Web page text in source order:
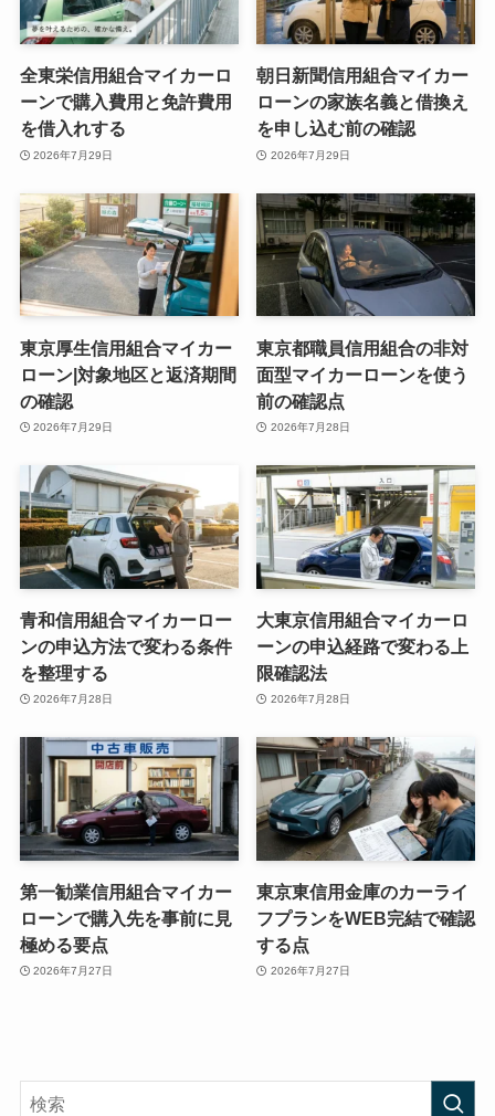
全東栄信用組合マイカーロ
ーンで購入費用と免許費用
を借入れする
2026年7月29日
朝日新聞信用組合マイカー
ローンの家族名義と借換え
を申し込む前の確認
2026年7月29日
東京厚生信用組合マイカー
ローン|対象地区と返済期間
の確認
2026年7月29日
東京都職員信用組合の非対
面型マイカーローンを使う
前の確認点
2026年7月28日
青和信用組合マイカーロー
ンの申込方法で変わる条件
を整理する
2026年7月28日
大東京信用組合マイカーロ
ーンの申込経路で変わる上
限確認法
2026年7月28日
第一勧業信用組合マイカー
ローンで購入先を事前に見
極める要点
2026年7月27日
東京東信用金庫のカーライ
フプランをWEB完結で確認
する点
2026年7月27日